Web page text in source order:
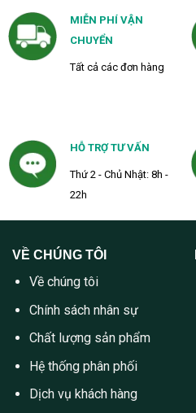
MIỄN PHÍ VẬN
CHUYỂN
Tất cả các đơn hàng
HỖ TRỢ TƯ VẤN
Thứ 2 - Chủ Nhật: 8h -
22h
VỀ CHÚNG TÔI
Về chúng tôi
Chính sách nhân sự
Chất lượng sản phẩm
Hệ thống phân phối
Dịch vụ khách hàng